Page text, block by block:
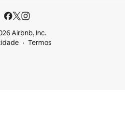
Airbnb, Inc.
Termos